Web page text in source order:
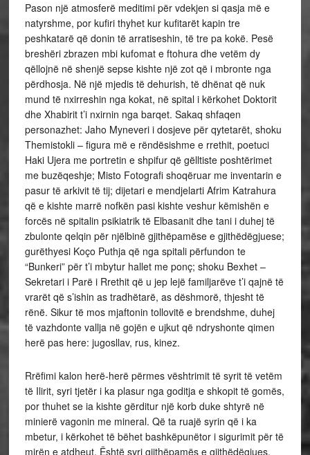
Pason një atmosferë meditimi për vdekjen si qasja më e
natyrshme, por kufiri thyhet kur kufitarët kapin tre
peshkatarë që donin të arratiseshin, të tre pa kokë. Pesë
breshëri zbrazen mbi kufomat e ftohura dhe vetëm dy
qëllojnë në shenjë sepse kishte një zot që i mbronte nga
përdhosja. Në një mjedis të dehurish, të dhënat që nuk
mund të nxirreshin nga kokat, në spital i kërkohet Doktorit
dhe Xhabirit t’i nxirnin nga barqet. Sakaq shfaqen
personazhet: Jaho Myneveri i dosjeve për qytetarët, shoku
Themistokli – figura më e rëndësishme e rrethit, poetuci
Haki Ujera me portretin e shpifur që gëlltiste poshtërimet
me buzëqeshje; Misto Fotografi shoqëruar me inventarin e
pasur të arkivit të tij; dijetari e mendjelarti Afrim Katrahura
që e kishte marrë nofkën pasi kishte veshur këmishën e
forcës në spitalin psikiatrik të Elbasanit dhe tani i duhej të
zbulonte qelqin për njëlbinë gjithëpamëse e gjithëdëgjuese;
gurëthyesi Koço Puthja që nga spitali përfundon te
“Bunkeri” për t’i mbytur hallet me ponç; shoku Bexhet –
Sekretari i Parë i Rrethit që u jep lejë familjarëve t’i qajnë të
vrarët që s’ishin as tradhëtarë, as dëshmorë, thjesht të
rënë. Sikur të mos mjaftonin tollovitë e brendshme, duhej
të vazhdonte vallja në gojën e ujkut që ndryshonte qimen
herë pas here: jugosllav, rus, kinez.
Rrëfimi kalon herë-herë përmes vështrimit të syrit të vetëm
të Ilirit, syri tjetër i ka plasur nga goditja e shkopit të gomës,
por thuhet se ia kishte gërditur një korb duke shtyrë në
minierë vagonin me mineral. Që ta ruajë syrin që i ka
mbetur, i kërkohet të bëhet bashkëpunëtor i sigurimit për të
mirën e atdheut. Është syri gjithëpamës e gjithëdëgjues.